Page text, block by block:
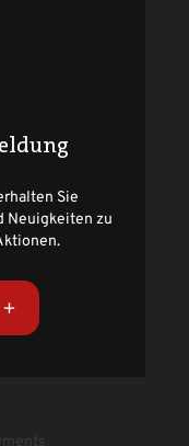
Sie
Neuigkeiten zu